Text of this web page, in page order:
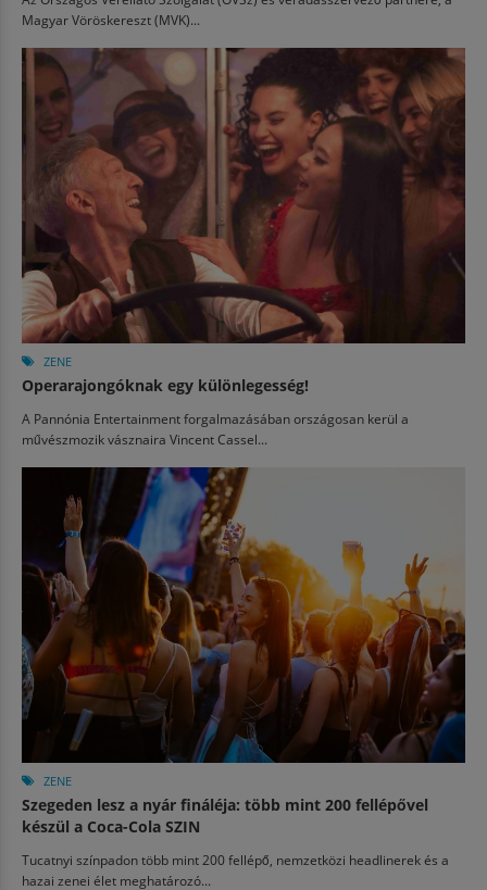
Magyar Vöröskereszt (MVK)...
ZENE
Operarajongóknak egy különlegesség!
A Pannónia Entertainment forgalmazásában országosan kerül a
művészmozik vásznaira Vincent Cassel...
ZENE
Szegeden lesz a nyár fináléja: több mint 200 fellépővel
készül a Coca-Cola SZIN
Tucatnyi színpadon több mint 200 fellépő, nemzetközi headlinerek és a
hazai zenei élet meghatározó...